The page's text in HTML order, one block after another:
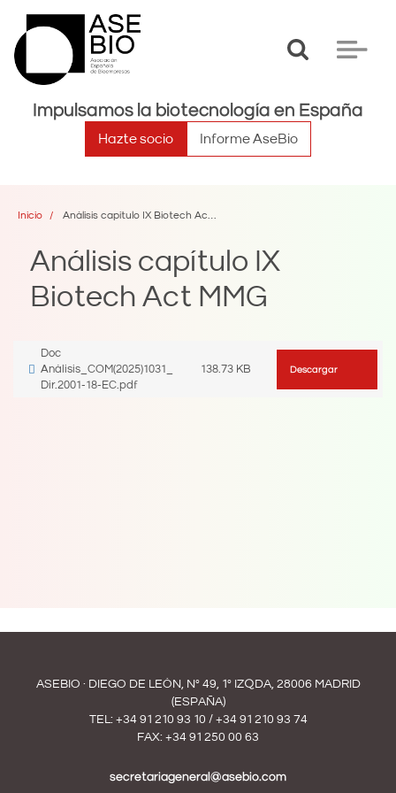
Toggle
Toggle
Impulsamos la biotecnología en España
Hazte socio Informe AseBio
Inicio Análisis capítulo IX Biotech Act MMG
Análisis capítulo IX
Biotech Act MMG
Archivo
Doc
Análisis_COM(2025)1031_
Dir.2001-18-EC.pdf
138.73 KB Descargar
ASEBIO · DIEGO DE LEÓN, Nº 49, 1º IZQDA, 28006 MADRID
(ESPAÑA)
TEL: +34 91 210 93 10 / +34 91 210 93 74
FAX: +34 91 250 00 63
secretariageneral@asebio.com